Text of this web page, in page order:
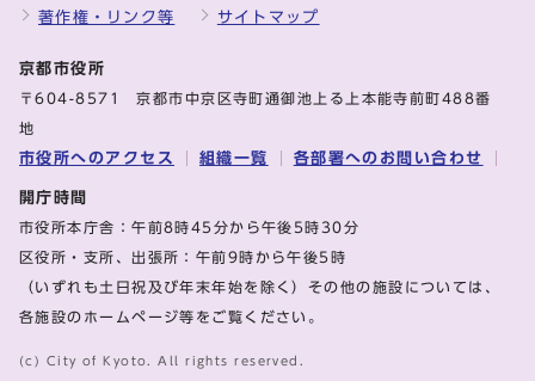
著作権・リンク等 サイトマップ
京都市役所
〒604-8571 京都市中京区寺町通御池上る上本能寺前町488番
地
市役所へのアクセス 組織一覧 各部署へのお問い合わせ
開庁時間
市役所本庁舎：午前8時45分から午後5時30分
区役所・支所、出張所：午前9時から午後5時
（いずれも土日祝及び年末年始を除く）その他の施設については、
各施設のホームページ等をご覧ください。
(c) City of Kyoto. All rights reserved.